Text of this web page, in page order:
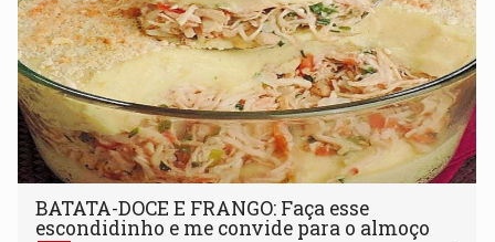
BATATA-DOCE E FRANGO: Faça esse
escondidinho e me convide para o almoço